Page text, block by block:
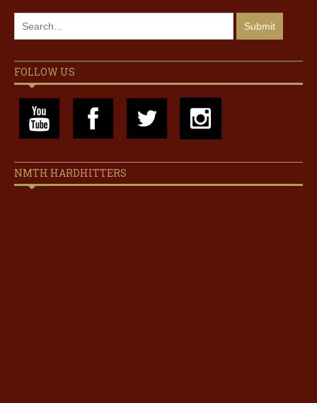
FOLLOW US
NMTH HARDHITTERS